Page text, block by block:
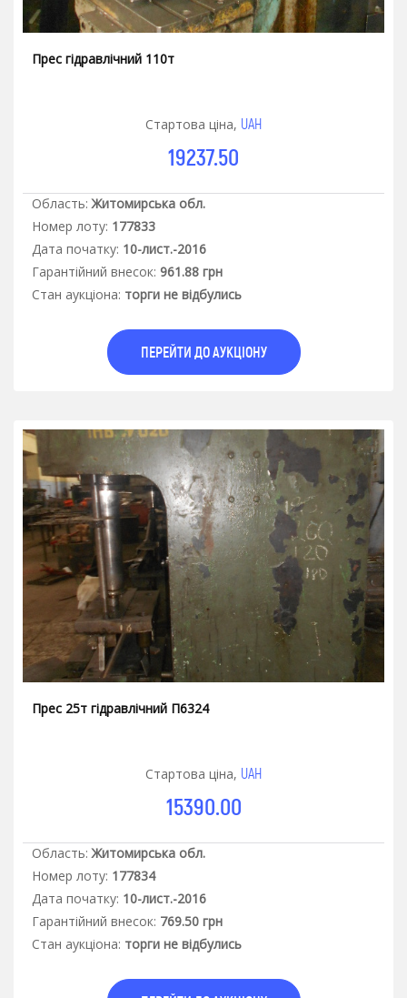
Прес гідравлічний 110т
Стартова ціна, UAH
19237.50
Область: Житомирська обл.
Номер лоту: 177833
Дата початку: 10-лист.-2016
Гарантiйний внесок: 961.88 грн
Стан аукцiона: торги не відбулись
ПЕРЕЙТИ ДО АУКЦІОНУ
Прес 25т гідравлічний П6324
Стартова ціна, UAH
15390.00
Область: Житомирська обл.
Номер лоту: 177834
Дата початку: 10-лист.-2016
Гарантiйний внесок: 769.50 грн
Стан аукцiона: торги не відбулись